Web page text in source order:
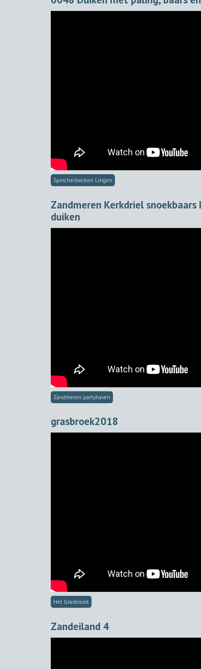
Speicherbecken Lingen
Zandmeren Kerkdriel
duiken
Zandmeren partyhaven
grasbroek2018
Het Grasbroek
Zandeiland 4